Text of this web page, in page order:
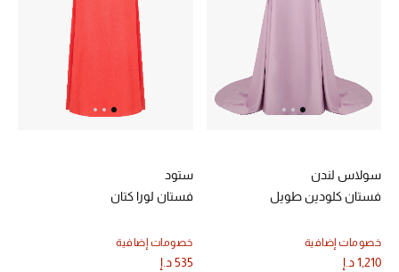
دليل ملتزمات الحقائب
حقائب رجالية
حقائب الأطفال
تسوقوا الحقائب
سولاس لندن
فستان كلودين طويل
خصومات إضافية
1,210 د.إ
ستود
فستان لورا كتان
خصومات إضافية
535 د.إ